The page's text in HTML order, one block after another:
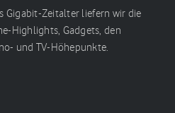
Gigabit-Zeitalter liefern wir die
Highlights, Gadgets, den
und TV-Höhepunkte.